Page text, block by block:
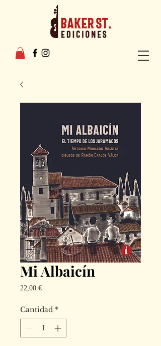
Mi Albaicín
22,00 €Precio
Cantidad *